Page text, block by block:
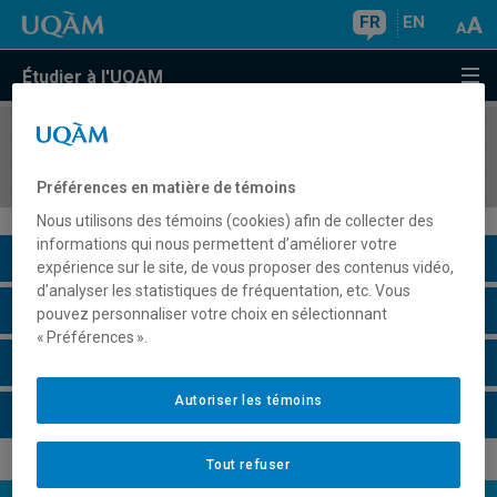
FR EN
Étudier à l'UQAM
COURS//
Description du cours
Horaire - Été 2026
Préférences en matière de témoins
Nous utilisons des témoins (cookies) afin de collecter des
informations qui nous permettent d’améliorer votre
expérience sur le site, de vous proposer des contenus vidéo,
d’analyser les statistiques de fréquentation, etc. Vous
pouvez personnaliser votre choix en sélectionnant
« Préférences ».
Tout refuser
Autoriser les témoins